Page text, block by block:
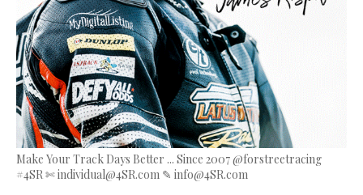
Make Your Track Days Better ... Since 2007 @forstreetracing
#4SR ✄ individual@4SR.com ✎ info@4SR.com